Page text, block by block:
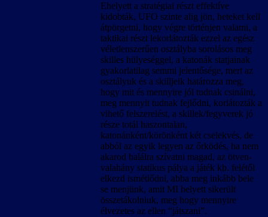
Ehelyett a stratégiai részt effektíve
kidobták, UFO szinte alig jön, heteket kell
átpörgetni, hogy végre történjen valami, a
taktikai részt lekorlátozták ezzel az egész
véletlenszerűen osztályba sorolásos meg
skilles hülyeséggel, a katonák statjainak
gyakorlatilag semmi jelentősége, mert az
osztályuk és a skilljeik határozza meg,
hogy mit és mennyire jól tudnak csinálni,
meg mennyit tudnak fejlődni, korlátozták a
vihető felszerelést, a skillek/fegyverek jó
része totál haszontalan,
katonánként/körönként két cselekvés, de
abból az egyik legyen az őrködés, ha nem
akarod halálra szívatni magad, az ötven-
valahány statikus pálya a játék kb. felétől
elkezd ismétlődni, abba meg inkább bele
se menjünk, amit MI helyett sikerült
összetákolniuk, meg hogy mennyire
élvezetes az ellen “játszani”.